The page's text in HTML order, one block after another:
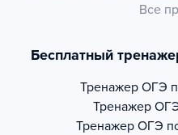
Все
Бесплатный
Тренажер ОГЭ
Тренажер
Тренажер ОГЭ